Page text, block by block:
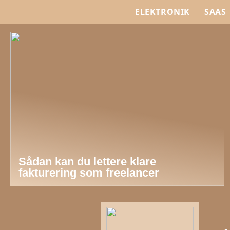
ELEKTRONIK SAAS
Sådan kan du lettere klare
fakturering som freelancer